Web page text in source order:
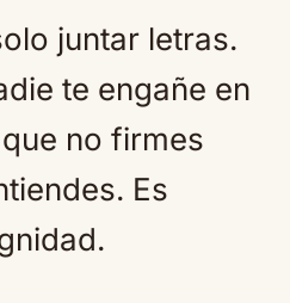
juntar letras.
te engañe en
no firmes
Es